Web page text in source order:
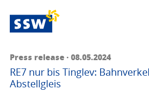
Press release · 08.05.2024
RE7 nur bis Tinglev:
Abstellgleis